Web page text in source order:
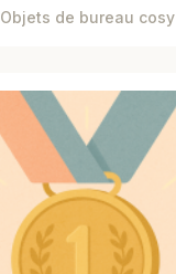
Objets de bureau cosy